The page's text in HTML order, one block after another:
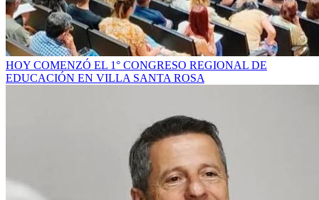
HOY COMENZÓ EL 1° CONGRESO REGIONAL DE
EDUCACIÓN EN VILLA SANTA ROSA